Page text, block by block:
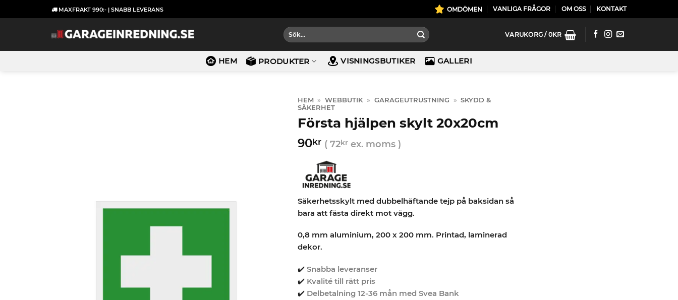
to
MAXFRAKT 990:- | SNABB LEVERANS OMDÖMEN VANLIGA FRÅGOR OM OSS KONTAKT
Sök
efter:
VARUKORG / 0KR
HEM PRODUKTER VISNINGSBUTIKER GALLERI
HEM » WEBBUTIK » GARAGEUTRUSTNING » SKYDD &
SÄKERHET
Första hjälpen skylt 20x20cm
90kr ( 72krex. moms )
Säkerhetsskylt med dubbelhäftande tejp på baksidan så
bara att fästa direkt mot vägg.
0,8 mm aluminium, 200 x 200 mm. Printad, laminerad
dekor.
✔️ Snabba leveranser
✔️ Kvalité till rätt pris
✔️ Delbetalning 12-36 mån med Svea Bank